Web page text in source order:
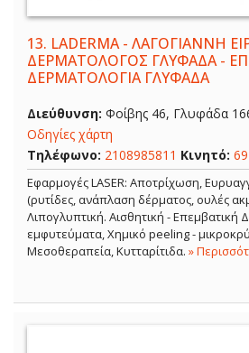
13. LADERMA - ΛΑΓΟΓΙΑΝΝΗ
ΔΕΡΜΑΤΟΛΟΓΟΣ ΓΛΥΦΑΔΑ -
ΔΕΡΜΑΤΟΛΟΓΙΑ ΓΛΥΦΑΔΑ
Διεύθυνση: Φοίβης 46, Γλυφάδα
Οδηγίες χάρτη
Τηλέφωνο: 2108985811 Κινητό:
Εφαρμογές LASER: Αποτρίχωση,
(ρυτίδες, ανάπλαση δέρματος, ουλές
Λιπογλυπτική. Αισθητική - Επεμβατική
εμφυτεύματα, Χημικό peeling -
Μεσοθεραπεία, Κυτταρίτιδα. »